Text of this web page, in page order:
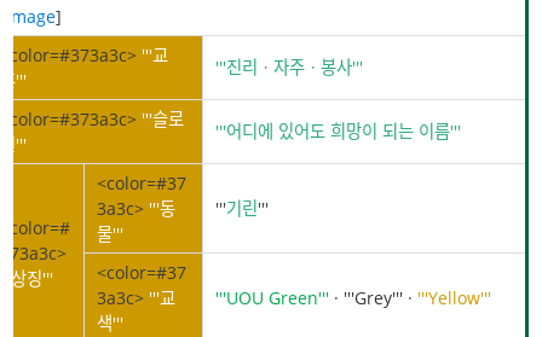
image]
<color=#373a3c> '''교
훈'''
'''진리ㆍ자주ㆍ봉사'''
<color=#373a3c> '''슬로
건'''
'''어디에 있어도 희망이 되는 이름'''
<color=#
373a3c>
'''상징'''
<color=#37
3a3c> '''동
물'''
'''기린'''
<color=#37
3a3c> '''교
색'''
'''UOU Green'''· '''Grey'''· '''Yellow'''